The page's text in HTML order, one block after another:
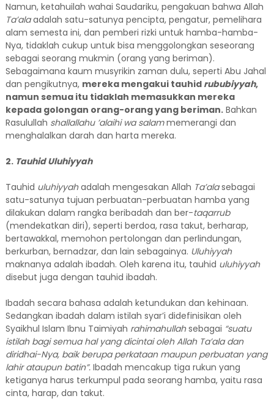
Namun, ketahuilah wahai Saudariku, pengakuan bahwa Allah
Ta’alaadalah satu-satunya pencipta, pengatur, pemelihara
alam semesta ini, dan pemberi rizki untuk hamba-hamba-
Nya, tidaklah cukup untuk bisa menggolongkan seseorang
sebagai seorang mukmin (orang yang beriman).
Sebagaimana kaum musyrikin zaman dulu, seperti Abu Jahal
dan pengikutnya, mereka mengakui tauhid rububiyyah,
namun semua itu tidaklah memasukkan mereka
kepada golongan orang-orang yang beriman.Bahkan
Rasulullah shallallahu ’alaihi wa salammemerangi dan
menghalalkan darah dan harta mereka.
2. Tauhid Uluhiyyah
Tauhid uluhiyyahadalah mengesakan Allah Ta’alasebagai
satu-satunya tujuan perbuatan-perbuatan hamba yang
dilakukan dalam rangka beribadah dan ber-taqarrub
(mendekatkan diri), seperti berdoa, rasa takut, berharap,
bertawakkal, memohon pertolongan dan perlindungan,
berkurban, bernadzar, dan lain sebagainya. Uluhiyyah
maknanya adalah ibadah. Oleh karena itu, tauhid uluhiyyah
disebut juga dengan tauhid ibadah.
Ibadah secara bahasa adalah ketundukan dan kehinaan.
Sedangkan ibadah dalam istilah syar’i didefinisikan oleh
Syaikhul Islam Ibnu Taimiyah rahimahullahsebagai “suatu
istilah bagi semua hal yang dicintai oleh Allah Ta’ala dan
diridhai-Nya, baik berupa perkataan maupun perbuatan yang
lahir ataupun batin”.Ibadah mencakup tiga rukun yang
ketiganya harus terkumpul pada seorang hamba, yaitu rasa
cinta, harap, dan takut.